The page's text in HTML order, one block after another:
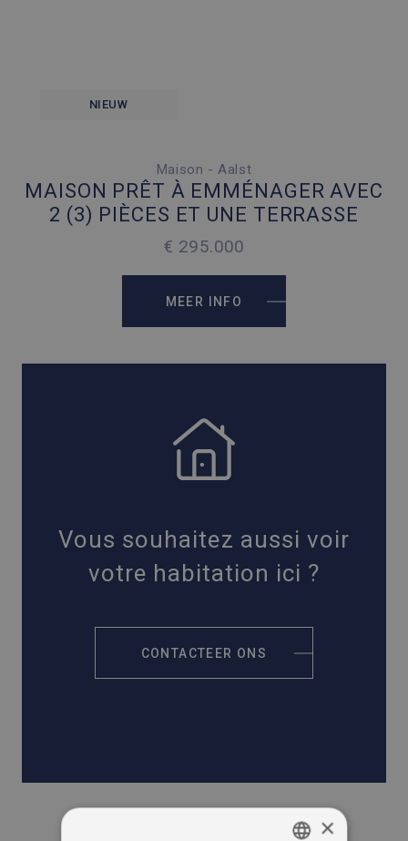
NIEUW
3 SLAAPKAMERS
161 M2
166 M2
Maison - Aalst
MAISON PRÊT À EMMÉNAGER AVEC
2 (3) PIÈCES ET UNE TERRASSE
€ 295.000
MEER INFO
Vous souhaitez aussi voir
votre habitation ici ?
CONTACTEER ONS
×